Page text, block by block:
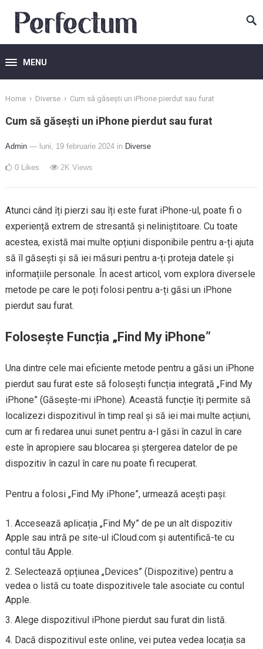
MENU
Home › Diverse › Cum să găsești un iPhone pierdut sau furat
Cum să găsești un iPhone pierdut sau furat
Admin — luni, 19 februarie 2024 in Diverse
0 Likes 2K Views
Atunci când îți pierzi sau îți este furat iPhone-ul, poate fi o
experiență extrem de stresantă și neliniștitoare. Cu toate
acestea, există mai multe opțiuni disponibile pentru a-ți ajuta
să îl găsești și să iei măsuri pentru a-ți proteja datele și
informațiile personale. În acest articol, vom explora diversele
metode pe care le poți folosi pentru a-ți găsi un iPhone
pierdut sau furat.
Folosește Funcția „Find My iPhone”
Una dintre cele mai eficiente metode pentru a găsi un iPhone
pierdut sau furat este să folosești funcția integrată „Find My
iPhone” (Găsește-mi iPhone). Această funcție îți permite să
localizezi dispozitivul în timp real și să iei mai multe acțiuni,
cum ar fi redarea unui sunet pentru a-l găsi în cazul în care
este în apropiere sau blocarea și ștergerea datelor de pe
dispozitiv în cazul în care nu poate fi recuperat.
Pentru a folosi „Find My iPhone”, urmează acești pași:
Accesează aplicația „Find My” de pe un alt dispozitiv
Apple sau intră pe site-ul iCloud.com și autentifică-te cu
contul tău Apple.
Selectează opțiunea „Devices” (Dispozitive) pentru a
vedea o listă cu toate dispozitivele tale asociate cu contul
Apple.
Alege dispozitivul iPhone pierdut sau furat din listă.
Dacă dispozitivul este online, vei putea vedea locația sa